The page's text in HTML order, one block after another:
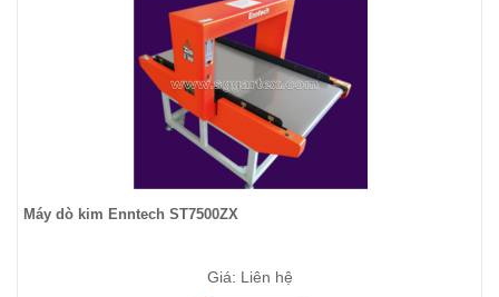
Máy dò kim Enntech ST7500ZX
Giá: Liên hệ